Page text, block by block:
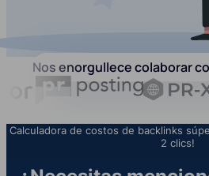
Nos enorgullece colaborar
Calculadora de costos de backlinks
2 clics!